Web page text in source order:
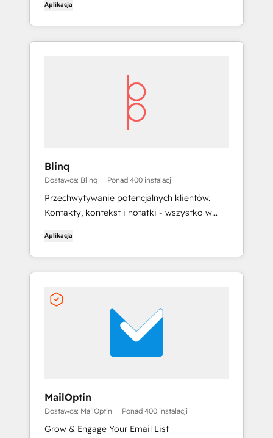
Aplikacja
Blinq
Dostawca: Blinq Ponad 400 instalacji
Przechwytywanie potencjalnych klientów.
Kontakty, kontekst i notatki - wszystko w
Aplikacja
MailOptin
Dostawca: MailOptin Ponad 400 instalacji
Grow & Engage Your Email List